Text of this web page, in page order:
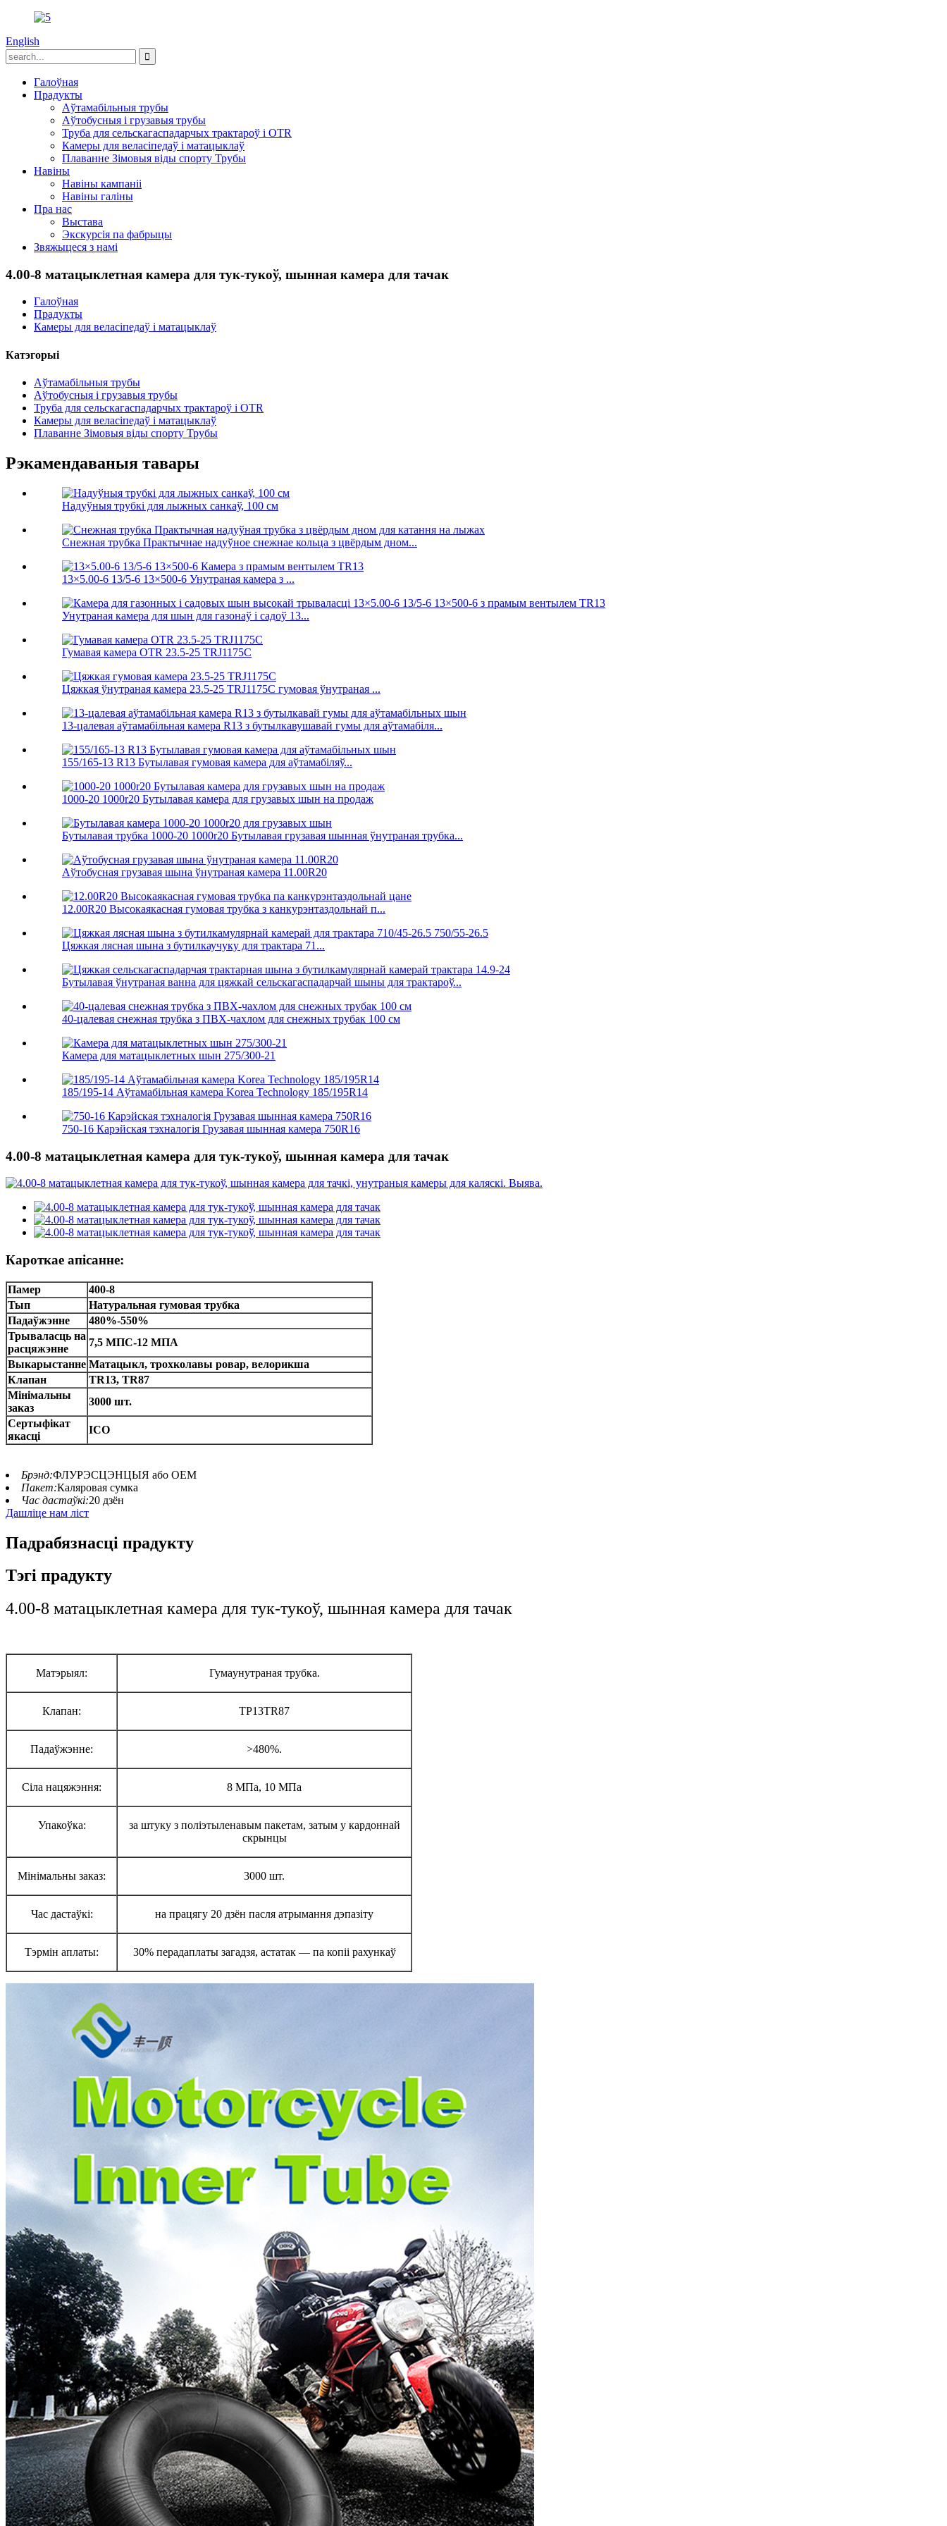
English
Галоўная
Прадукты
Аўтамабільныя трубы
Аўтобусныя і грузавыя трубы
Труба для сельскагаспадарчых трактароў і OTR
Камеры для веласіпедаў і матацыклаў
Плаванне Зімовыя віды спорту Трубы
Навіны
Навіны кампаніі
Навіны галіны
Пра нас
Выстава
Экскурсія па фабрыцы
Звяжыцеся з намі
4.00-8 матацыклетная камера для тук-тукоў, шынная камера для тачак
Галоўная
Прадукты
Камеры для веласіпедаў і матацыклаў
Катэгорыі
Аўтамабільныя трубы
Аўтобусныя і грузавыя трубы
Труба для сельскагаспадарчых трактароў і OTR
Камеры для веласіпедаў і матацыклаў
Плаванне Зімовыя віды спорту Трубы
Рэкамендаваныя тавары
Надуўныя трубкі для лыжных санкаў, 100 см
Снежная трубка Практычнае надуўное снежнае кольца з цвёрдым дном...
13×5.00-6 13/5-6 13×500-6 Унутраная камера з ...
Унутраная камера для шын для газонаў і садоў 13...
Гумавая камера OTR 23.5-25 TRJ1175C
Цяжкая ўнутраная камера 23.5-25 TRJ1175C гумовая ўнутраная ...
13-цалевая аўтамабільная камера R13 з бутылкавушавай гумы для аўтамабіля...
155/165-13 R13 Бутылавая гумовая камера для аўтамабіляў...
1000-20 1000r20 Бутылавая камера для грузавых шын на продаж
Бутылавая трубка 1000-20 1000r20 Бутылавая грузавая шынная ўнутраная трубка...
Аўтобусная грузавая шына ўнутраная камера 11.00R20
12.00R20 Высокаякасная гумовая трубка з канкурэнтаздольнай п...
Цяжкая лясная шына з бутилкаучуку для трактара 71...
Бутылавая ўнутраная ванна для цяжкай сельскагаспадарчай шыны для трактароў...
40-цалевая снежная трубка з ПВХ-чахлом для снежных трубак 100 см
Камера для матацыклетных шын 275/300-21
185/195-14 Аўтамабільная камера Korea Technology 185/195R14
750-16 Карэйская тэхналогія Грузавая шынная камера 750R16
4.00-8 матацыклетная камера для тук-тукоў, шынная камера для тачак
Кароткае апісанне:
Памер
400-8
Тып
Натуральная гумовая трубка
Падаўжэнне
480%-550%
Трываласць на
расцяжэнне
7,5 МПС-12 МПА
Выкарыстанне Матацыкл, трохколавы ровар, велорикша
Клапан
TR13, TR87
Мінімальны
заказ
3000 шт.
Сертыфікат
якасці
ІСО
Брэнд:ФЛУРЭСЦЭНЦЫЯ або OEM
Пакет:Каляровая сумка
Час дастаўкі:20 дзён
Дашліце нам ліст
Падрабязнасці прадукту
Тэгі прадукту
4.00-8 матацыклетная камера для тук-тукоў, шынная камера для тачак
Матэрыял: Гумаунутраная трубка.
Клапан: ТР13TR87
Падаўжэнне: >480%.
Сіла нацяжэння: 8 МПа, 10 МПа
Упакоўка:
за штуку з поліэтыленавым пакетам, затым у кардоннай
скрынцы
Мінімальны заказ: 3000 шт.
Час дастаўкі: на працягу 20 дзён пасля атрымання дэпазіту
Тэрмін аплаты: 30% перадаплаты загадзя, астатак — па копіі рахункаў